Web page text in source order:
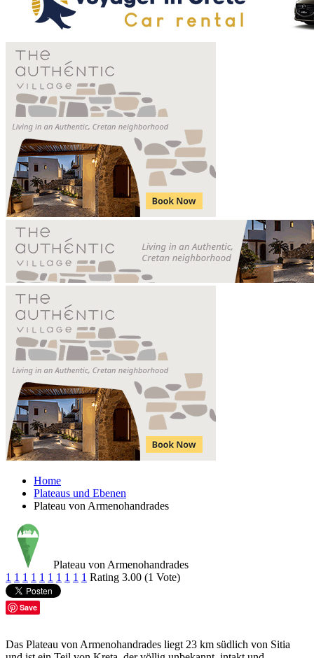
Home
Plateaus und Ebenen
Plateau von Armenohandrades
Plateau von Armenohandrades
1 1 1 1 1 1 1 1 1 1 Rating 3.00 (1 Vote)
Save
Das Plateau von Armenohandrades liegt 23 km südlich von Sitia